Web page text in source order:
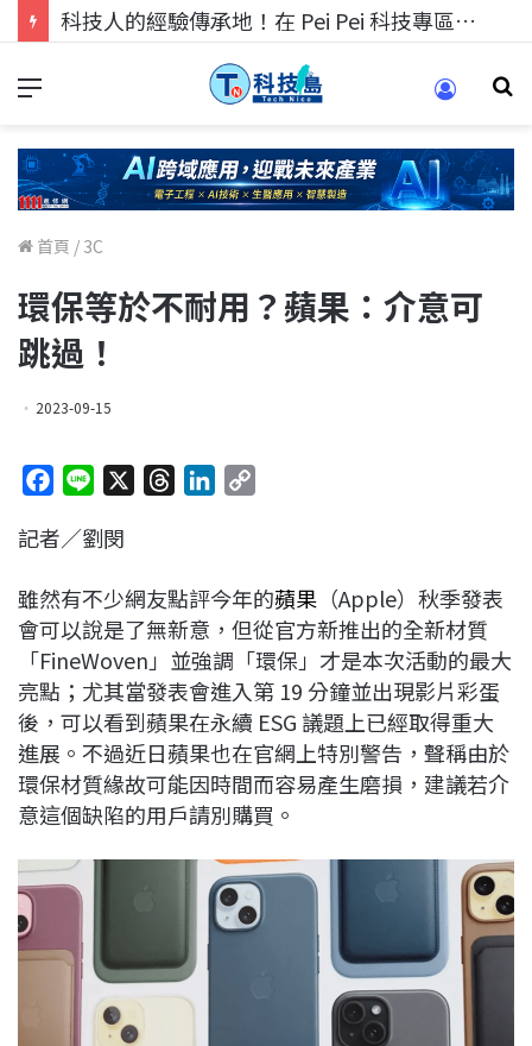
科技人找工作，就到TECH+ 科技專區!
首頁 / 3C
環保等於不耐用？蘋果：介意可
跳過！
2023-09-15
c
b
o
o
k
n
a
d
s
e
d
I
n
L
i
n
k
記者／劉閔
雖然有不少網友點評今年的蘋果 （Apple）秋季發表
會可以說是了無新意，但從官方新推出的全新材質
「FineWoven」並強調「環保」才是本次活動的最大
亮點；尤其當發表會進入第 19 分鐘並出現影片彩蛋
後，可以看到蘋果在永續 ESG 議題上已經取得重大
進展。不過近日蘋果也在官網上特別警告，聲稱由於
環保材質緣故可能因時間而容易產生磨損，建議若介
意這個缺陷的用戶請別購買。